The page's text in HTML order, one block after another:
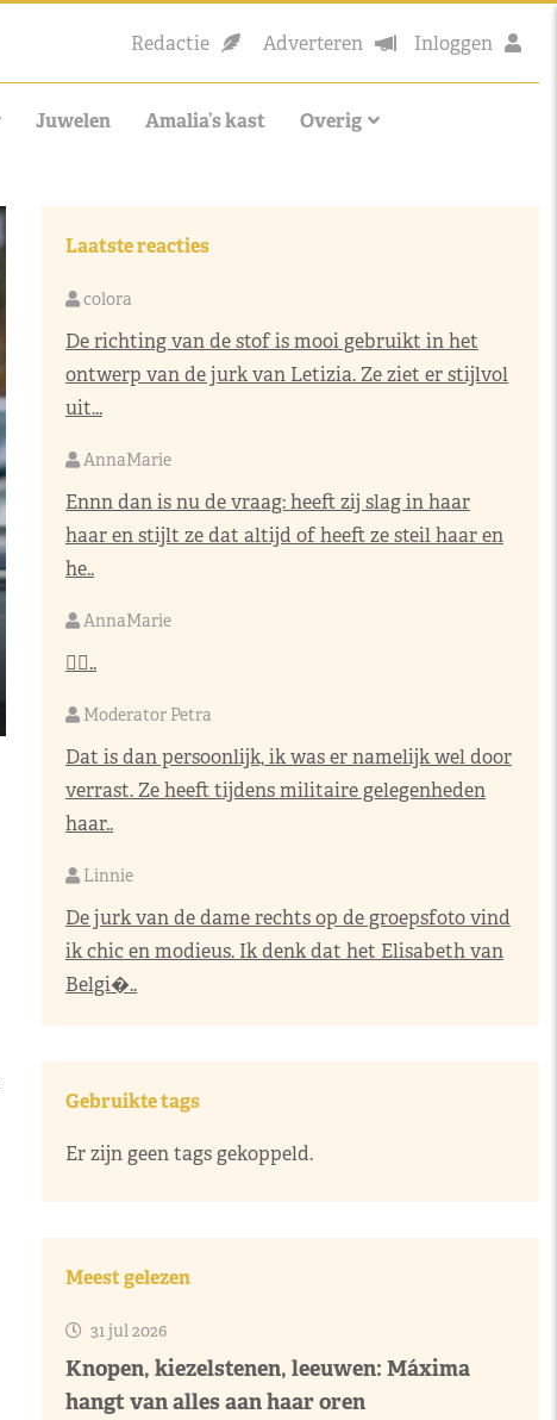
Redactie Adverteren Inloggen
Juwelen Amalia’s kast Overig
Laatste reacties
colora
De richting van de stof is mooi gebruikt in het
ontwerp van de jurk van Letizia. Ze ziet er stijlvol
uit...
AnnaMarie
Ennn dan is nu de vraag: heeft zij slag in haar
haar en stijlt ze dat altijd of heeft ze steil haar en
he..
AnnaMarie
👌🏼..
Moderator Petra
Dat is dan persoonlijk, ik was er namelijk wel door
verrast. Ze heeft tijdens militaire gelegenheden
haar..
Linnie
De jurk van de dame rechts op de groepsfoto vind
ik chic en modieus. Ik denk dat het Elisabeth van
Belgi�..
Gebruikte tags
Er zijn geen tags gekoppeld.
Meest gelezen
31 jul 2026
Knopen, kiezelstenen, leeuwen: Máxima
hangt van alles aan haar oren